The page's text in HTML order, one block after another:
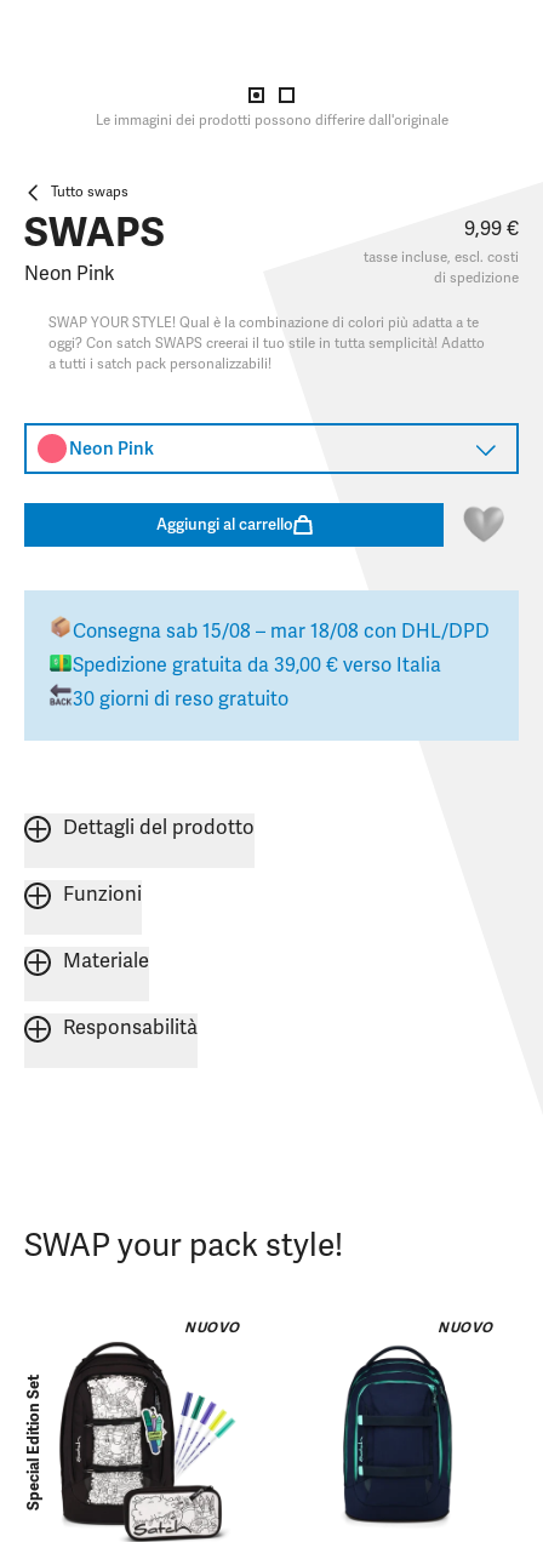
Le immagini dei prodotti possono differire dall'originale
Tutto swaps
SWAPS
Neon Pink
9,99 €
tasse incluse, escl. costi
di spedizione
SWAP YOUR STYLE! Qual è la combinazione di colori più adatta a te
oggi? Con satch SWAPS creerai il tuo stile in tutta semplicità! Adatto
a tutti i satch pack personalizzabili!
Neon Pink
Aggiungi al carrello
Consegna sab 15/08 – mar 18/08 con DHL/DPD
Spedizione gratuita da 39,00 € verso Italia
30 giorni di reso gratuito
Dettagli del prodotto
Funzioni
Materiale
Responsabilità
SWAP your pack style!
NUOVO
Special Edition Set
NUOVO